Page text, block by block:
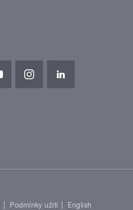
Podmínky užití English